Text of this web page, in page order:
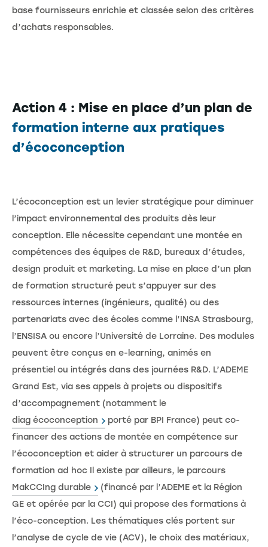
base fournisseurs enrichie et classée selon des critères
d’achats responsables.
Action 4 : Mise en place d’un plan de
formation interne aux pratiques
d’écoconception
L’écoconception est un levier stratégique pour diminuer
l’impact environnemental des produits dès leur
conception. Elle nécessite cependant une montée en
compétences des équipes de R&D, bureaux d’études,
design produit et marketing. La mise en place d’un plan
de formation structuré peut s’appuyer sur des
ressources internes (ingénieurs, qualité) ou des
partenariats avec des écoles comme l’INSA Strasbourg,
l’ENSISA ou encore l’Université de Lorraine. Des modules
peuvent être conçus en e-learning, animés en
présentiel ou intégrés dans des journées R&D. L’ADEME
Grand Est, via ses appels à projets ou dispositifs
d’accompagnement (notamment le
diag écoconception
porté par BPI France) peut co-
financer des actions de montée en compétence sur
l’écoconception et aider à structurer un parcours de
formation ad hoc Il existe par ailleurs, le parcours
MakCCIng durable
(financé par l’ADEME et la Région
GE et opérée par la CCI) qui propose des formations à
l’éco-conception. Les thématiques clés portent sur
l’analyse de cycle de vie (ACV), le choix des matériaux,